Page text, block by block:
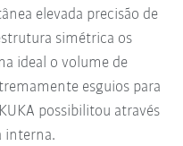
elevada precisão de
simétrica os
ideal o volume de
esguios para
possibilitou através
interna.